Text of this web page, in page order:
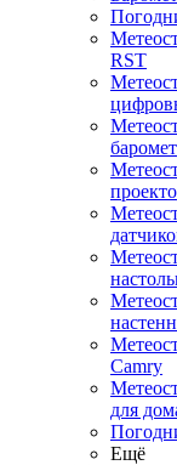
RST
Camry
для
Ещё